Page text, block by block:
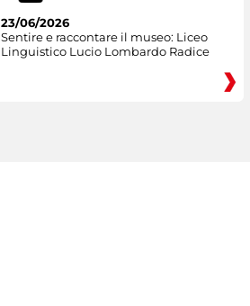
23/06/2026
Sentire e raccontare il museo: Liceo
Linguistico Lucio Lombardo Radice